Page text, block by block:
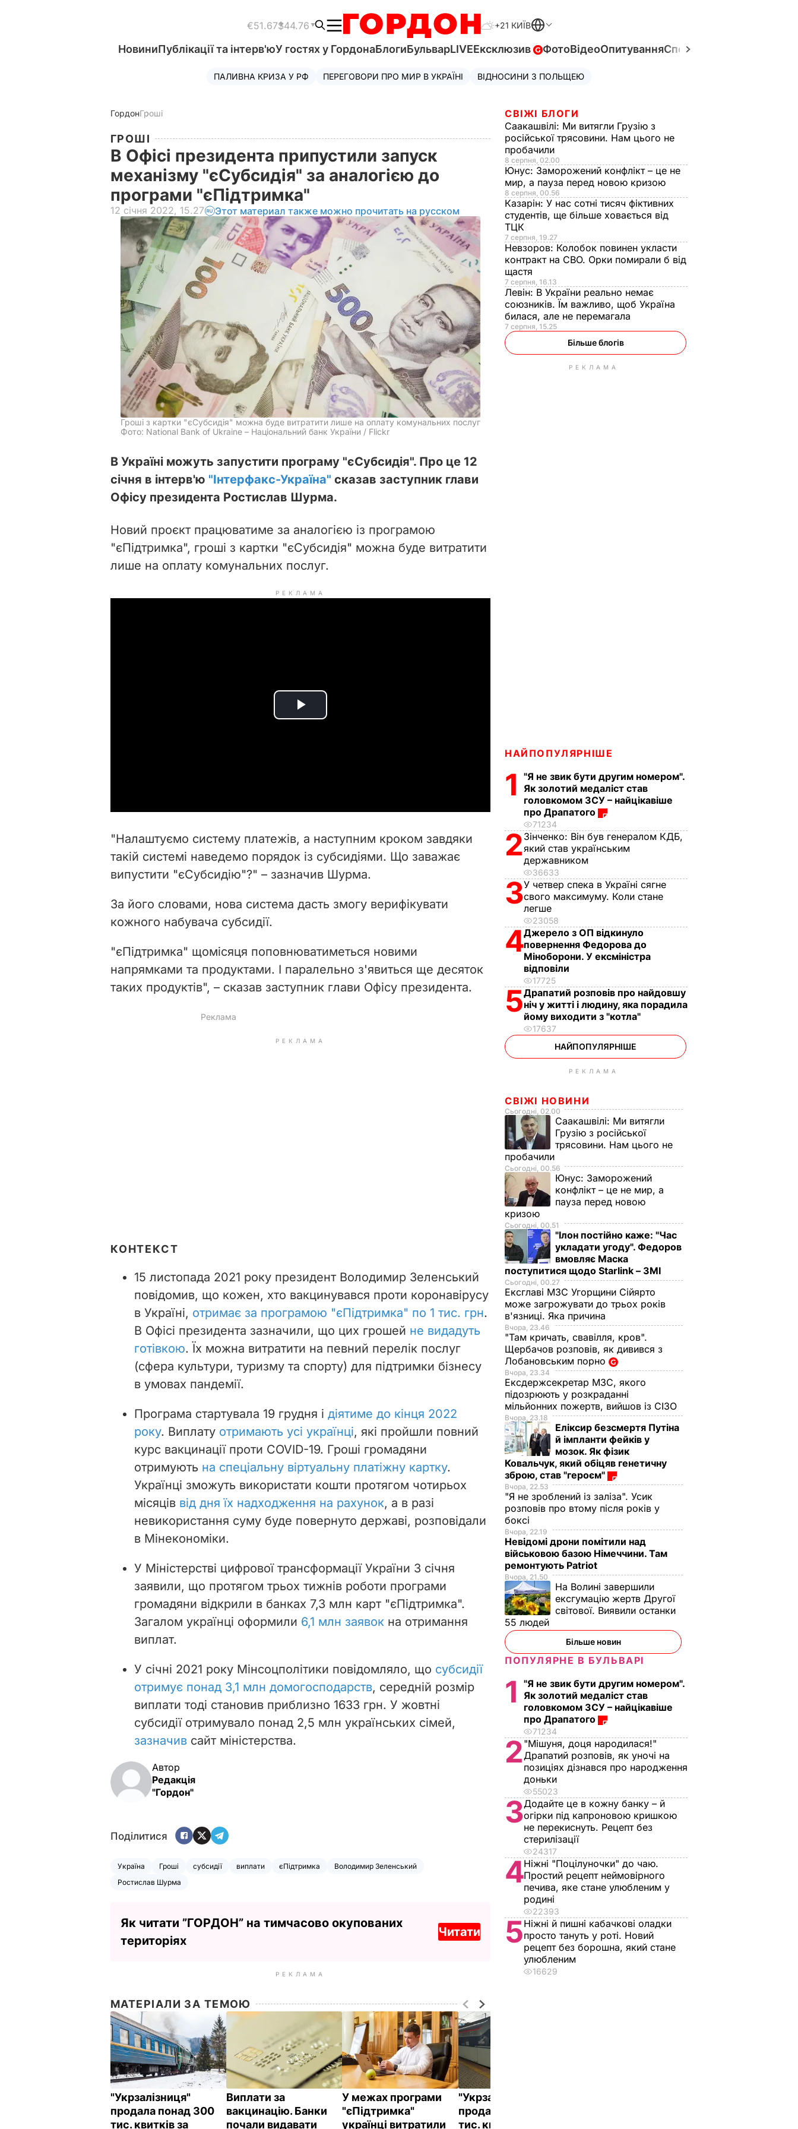
€51.67$44.76 +21 КИЇВ
НовиниПублікації та інтерв'юУ гостях у ГордонаБлогиБульварLIVEЕксклюзив ФотоВідеоОпитуванняСпецпроєкти
ПАЛИВНА КРИЗА У РФ ПЕРЕГОВОРИ ПРО МИР В УКРАЇНІ ВІДНОСИНИ З ПОЛЬЩЕЮ
ГордонГроші
ГРОШІ
В Офісі президента припустили запуск
механізму "єСубсидія" за аналогією до
програми "єПідтримка"
12 січня 2022, 15.27 Этот материал также можно прочитать на русском
Гроші з картки "єСубсидія" можна буде витратити лише на оплату комунальних послуг
Фото: National Bank оf Ukraine – Національний банк України / Flickr
В Україні можуть запустити програму "єСубсидія". Про це 12
січня в інтерв'ю "Інтерфакс-Україна" сказав заступник глави
Офісу президента Ростислав Шурма.
Новий проєкт працюватиме за аналогією із програмою
"єПідтримка", гроші з картки "єСубсидія" можна буде витратити
лише на оплату комунальних послуг.
РЕКЛАМА
P
d
e
"Налаштуємо систему платежів, а наступним кроком завдяки
такій системі наведемо порядок із субсидіями. Що заважає
випустити "єСубсидію"?" – зазначив Шурма.
За його словами, нова система дасть змогу верифікувати
кожного набувача субсидії.
"єПідтримка" щомісяця поповнюватиметься новими
напрямками та продуктами. І паралельно з'явиться ще десяток
таких продуктів", – сказав заступник глави Офісу президента.
РЕКЛАМА
КОНТЕКСТ
15 листопада 2021 року президент Володимир Зеленський
повідомив, що кожен, хто вакцинувався проти коронавірусу
в Україні, отримає за програмою "єПідтримка" по 1 тис. грн.
В Офісі президента зазначили, що цих грошей не видадуть
готівкою. Їх можна витратити на певний перелік послуг
(сфера культури, туризму та спорту) для підтримки бізнесу
в умовах пандемії.
Програма стартувала 19 грудня і діятиме до кінця 2022
року. Виплату отримають усі українці, які пройшли повний
курс вакцинації проти COVID-19. Гроші громадяни
отримують на спеціальну віртуальну платіжну картку.
Українці зможуть використати кошти протягом чотирьох
місяців від дня їх надходження на рахунок, а в разі
невикористання суму буде повернуто державі, розповідали
в Мінекономіки.
У Міністерстві цифрової трансформації України 3 січня
заявили, що протягом трьох тижнів роботи програми
громадяни відкрили в банках 7,3 млн карт "єПідтримка".
Загалом українці оформили 6,1 млн заявок на отримання
виплат.
У січні 2021 року Мінсоцполітики повідомляло, що субсидії
отримує понад 3,1 млн домогосподарств, середній розмір
виплати тоді становив приблизно 1633 грн. У жовтні
субсидії отримувало понад 2,5 млн українських сімей,
зазначив сайт міністерства.
Автор
Редакція
"Гордон"
Поділитися
Україна Гроші субсидії виплати єПідтримка
Володимир Зеленський
Ростислав Шурма
Як читати ”ГОРДОН” на тимчасово окупованих
територіях
Читати
РЕКЛАМА
МАТЕРІАЛИ ЗА ТЕМОЮ
"Укрзалізниця"
продала понад 300
тис. квитків за
Виплати за
вакцинацію. Банки
почали видавати
У межах програми
"єПідтримка"
українці витратили
"Укрзалізниця"
продала понад 100
тис. квитків за
СВІЖІ БЛОГИ
Саакашвілі: Ми витягли Грузію з
російської трясовини. Нам цього не
пробачили
8 серпня, 02.00
Юнус: Заморожений конфлікт – це не
мир, а пауза перед новою кризою
8 серпня, 00.56
Казарін: У нас сотні тисяч фіктивних
студентів, ще більше ховається від
ТЦК
7 серпня, 19.27
Невзоров: Колобок повинен укласти
контракт на СВО. Орки помирали б від
щастя
7 серпня, 16.13
Левін: В України реально немає
союзників. Їм важливо, щоб Україна
билася, але не перемагала
7 серпня, 15.25
Більше блогів
РЕКЛАМА
НАЙПОПУЛЯРНІШЕ
1
"Я не звик бути другим номером".
Як золотий медаліст став
головкомом ЗСУ – найцікавіше
про Драпатого
71234
2 Зінченко: Він був генералом КДБ,
який став українським
державником
36633
3У четвер спека в Україні сягне
свого максимуму. Коли стане
легше
23058
4Джерело з ОП відкинуло
повернення Федорова до
Міноборони. У ексміністра
відповіли
17725
5Драпатий розповів про найдовшу
ніч у житті і людину, яка порадила
йому виходити з "котла"
17637
НАЙПОПУЛЯРНІШЕ
РЕКЛАМА
СВІЖІ НОВИНИ
Сьогодні, 02.00
Саакашвілі: Ми витягли
Грузію з російської
трясовини. Нам цього не
пробачили
Сьогодні, 00.56
Юнус: Заморожений
конфлікт – це не мир, а
пауза перед новою
кризою
Сьогодні, 00.51
"Ілон постійно каже: "Час
укладати угоду". Федоров
вмовляє Маска
поступитися щодо Starlink – ЗМІ
Сьогодні, 00.27
Ексглаві МЗС Угорщини Сійярто
може загрожувати до трьох років
в'язниці. Яка причина
Вчора, 23.46
"Там кричать, свавілля, кров".
Щербачов розповів, як дивився з
Лобановським порно
Вчора, 23.34
Ексдержсекретар МЗС, якого
підозрюють у розкраданні
мільйонних пожертв, вийшов із СІЗО
Вчора, 23.18
Еліксир безсмертя Путіна
й імпланти фейків у
мозок. Як фізик
Ковальчук, який обіцяв генетичну
зброю, став "героєм"
Вчора, 22.53
"Я не зроблений із заліза". Усик
розповів про втому після років у
боксі
Вчора, 22.19
Невідомі дрони помітили над
військовою базою Німеччини. Там
ремонтують Patriot
Вчора, 21.50
На Волині завершили
ексгумацію жертв Другої
світової. Виявили останки
55 людей
Більше новин
ПОПУЛЯРНЕ В БУЛЬВАРІ
1
"Я не звик бути другим номером".
Як золотий медаліст став
головкомом ЗСУ – найцікавіше
про Драпатого
71234
2 "Мішуня, доця народилася!"
Драпатий розповів, як уночі на
позиціях дізнався про народження
доньки
55023
3Додайте це в кожну банку – й
огірки під капроновою кришкою
не перекиснуть. Рецепт без
стерилізації
24317
4Ніжні "Поцілуночки" до чаю.
Простий рецепт неймовірного
печива, яке стане улюбленим у
родині
22393
5Ніжні й пишні кабачкові оладки
просто тануть у роті. Новий
рецепт без борошна, який стане
улюбленим
16629